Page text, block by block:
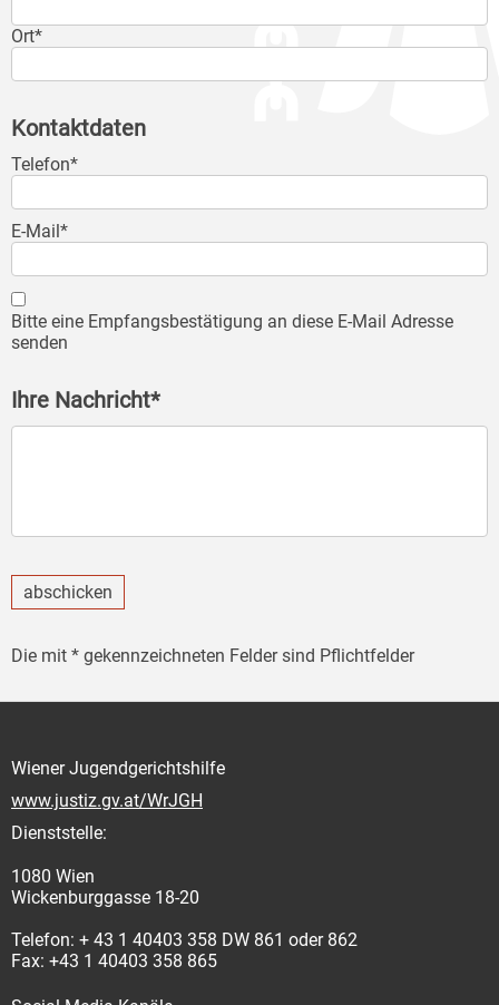
Ort*
Kontaktdaten
Telefon*
E-Mail*
Bitte eine Empfangsbestätigung an diese E-Mail Adresse
senden
Ihre Nachricht*
abschicken
Die mit * gekennzeichneten Felder sind Pflichtfelder
Wiener Jugendgerichtshilfe
www.justiz.gv.at/WrJGH
Dienststelle:
1080 Wien
Wickenburggasse 18-20
Telefon: + 43 1 40403 358 DW 861 oder 862
Fax: +43 1 40403 358 865